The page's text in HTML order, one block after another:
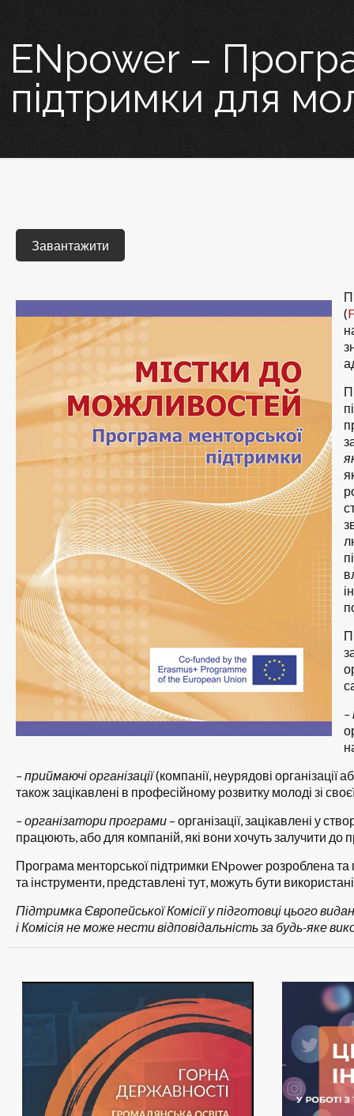
ENpower –
підтримки для
Завантажити
(
–
– приймаючі організації(компанії, неурядові організації
також зацікавлені в професійному розвитку молоді зі
– організатори програми– організації, зацікавлені у
працюють, або для компаній, які вони хочуть залучити до
Програма менторської підтримки ENpowerрозроблена та
та інструменти, представлені тут, можуть бути
Підтримка Європейської Комісії у підготовці цього
і Комісія не може нести відповідальність за будь-яке